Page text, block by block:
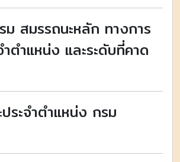
ม สมรรถนะหลัก ทางการ
ตำแหน่ง และระดับที่คาด
ระจำตำแหน่ง กรม